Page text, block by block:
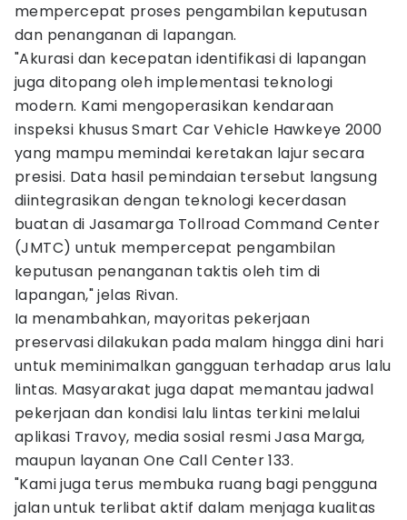
mempercepat proses pengambilan keputusan
dan penanganan di lapangan.
"Akurasi dan kecepatan identifikasi di lapangan
juga ditopang oleh implementasi teknologi
modern. Kami mengoperasikan kendaraan
inspeksi khusus Smart Car Vehicle Hawkeye 2000
yang mampu memindai keretakan lajur secara
presisi. Data hasil pemindaian tersebut langsung
diintegrasikan dengan teknologi kecerdasan
buatan di Jasamarga Tollroad Command Center
(JMTC) untuk mempercepat pengambilan
keputusan penanganan taktis oleh tim di
lapangan," jelas Rivan.
Ia menambahkan, mayoritas pekerjaan
preservasi dilakukan pada malam hingga dini hari
untuk meminimalkan gangguan terhadap arus lalu
lintas. Masyarakat juga dapat memantau jadwal
pekerjaan dan kondisi lalu lintas terkini melalui
aplikasi Travoy, media sosial resmi Jasa Marga,
maupun layanan One Call Center 133.
"Kami juga terus membuka ruang bagi pengguna
jalan untuk terlibat aktif dalam menjaga kualitas